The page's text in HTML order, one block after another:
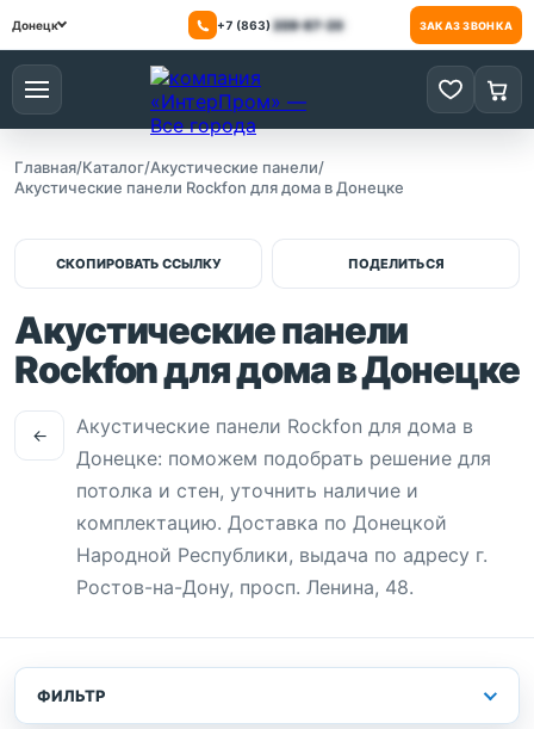
Донецк +7 (863)209-87-20 ЗАКАЗ ЗВОНКА
Меню 0 товаров
0
Главная/Каталог/Акустические панели/
Акустические панели Rockfon для дома в Донецке
СКОПИРОВАТЬ ССЫЛКУ ПОДЕЛИТЬСЯ
Акустические панели
Rockfon для дома в Донецке
←
Акустические панели Rockfon для дома в
Донецке: поможем подобрать решение для
потолка и стен, уточнить наличие и
комплектацию. Доставка по Донецкой
Народной Республики, выдача по адресу г.
Ростов-на-Дону, просп. Ленина, 48.
ФИЛЬТР